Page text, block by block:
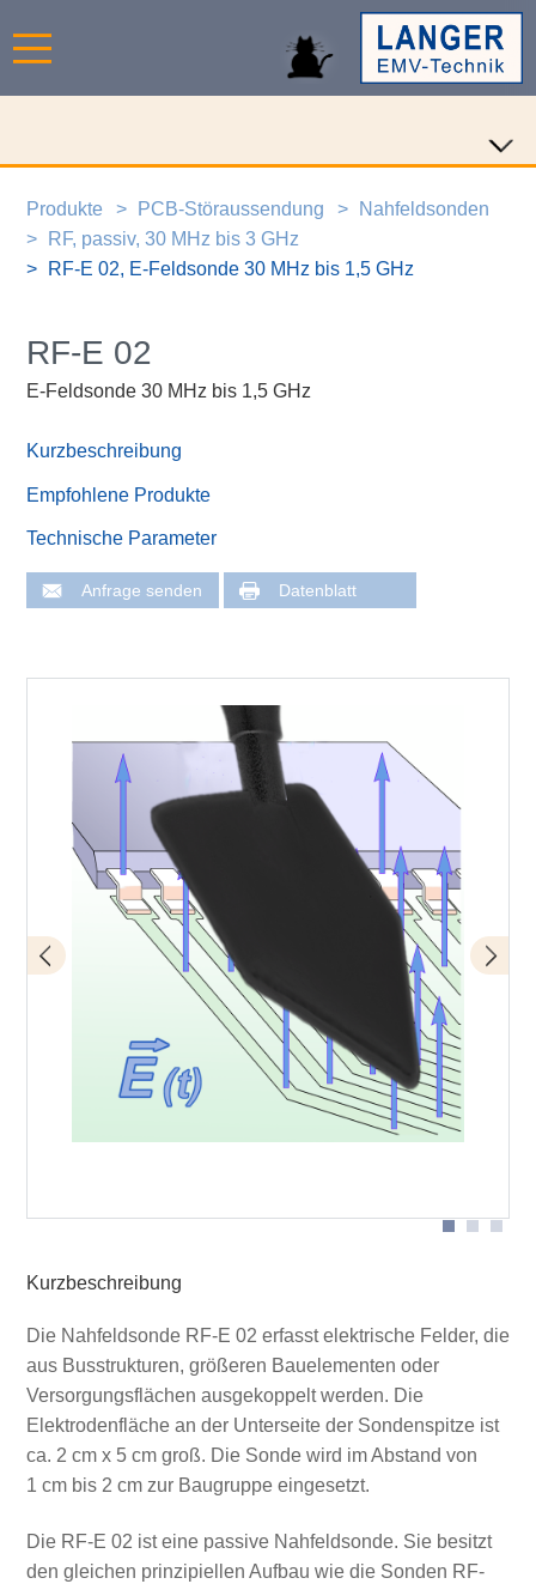
Produkte PCB-Störaussendung
Nahfeldsonden
RF, passiv, 30 MHz bis 3 GHz
RF-E 02, E-Feldsonde 30 MHz bis 1,5 GHz
RF-E 02
E-Feldsonde 30 MHz bis 1,5 GHz
Kurzbeschreibung
Empfohlene Produkte
Technische Parameter
Anfrage senden Datenblatt
Kurzbeschreibung
Die Nahfeldsonde RF-E 02 erfasst elektrische Felder, die
aus Busstrukturen, größeren Bauelementen oder
Versorgungsflächen ausgekoppelt werden. Die
Elektrodenfläche an der Unterseite der Sondenspitze ist
ca. 2 cm x 5 cm groß. Die Sonde wird im Abstand von
1 cm bis 2 cm zur Baugruppe eingesetzt.
Die RF-E 02 ist eine passive Nahfeldsonde. Sie besitzt
den gleichen prinzipiellen Aufbau wie die Sonden RF-